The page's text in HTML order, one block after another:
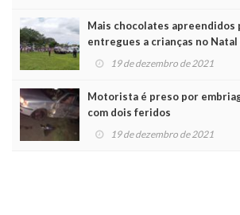
Mais chocolates apreendidos
entregues a crianças no
19 de dezembro de 2021
Motorista é preso por
com dois feridos
19 de dezembro de 2021